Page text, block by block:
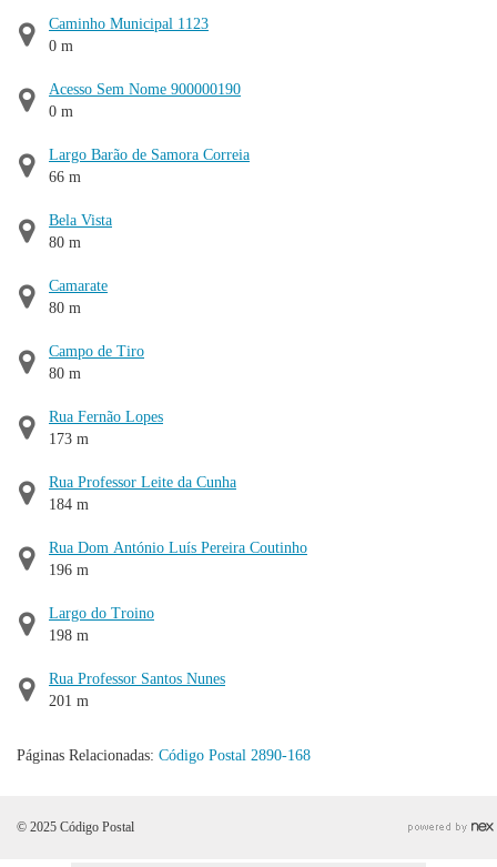
Caminho Municipal 1123
0 m
Acesso Sem Nome 900000190
0 m
Largo Barão de Samora Correia
66 m
Bela Vista
80 m
Camarate
80 m
Campo de Tiro
80 m
Rua Fernão Lopes
173 m
Rua Professor Leite da Cunha
184 m
Rua Dom António Luís Pereira Coutinho
196 m
Largo do Troino
198 m
Rua Professor Santos Nunes
201 m
Páginas Relacionadas: Código Postal 2890-168
© 2025 Código Postal